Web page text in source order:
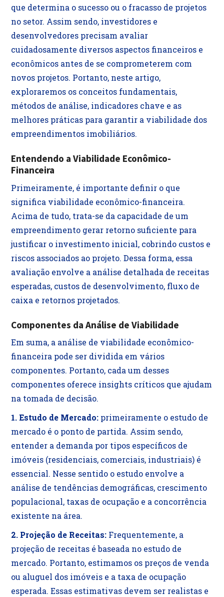
que determina o sucesso ou o fracasso de projetos
no setor. Assim sendo, investidores e
desenvolvedores precisam avaliar
cuidadosamente diversos aspectos financeiros e
econômicos antes de se comprometerem com
novos projetos. Portanto, neste artigo,
exploraremos os conceitos fundamentais,
métodos de análise, indicadores chave e as
melhores práticas para garantir a viabilidade dos
empreendimentos imobiliários.
Entendendo a Viabilidade Econômico-
Financeira
Primeiramente, é importante definir o que
significa viabilidade econômico-financeira.
Acima de tudo, trata-se da capacidade de um
empreendimento gerar retorno suficiente para
justificar o investimento inicial, cobrindo custos e
riscos associados ao projeto. Dessa forma, essa
avaliação envolve a análise detalhada de receitas
esperadas, custos de desenvolvimento, fluxo de
caixa e retornos projetados.
Componentes da Análise de Viabilidade
Em suma, a análise de viabilidade econômico-
financeira pode ser dividida em vários
componentes. Portanto, cada um desses
componentes oferece insights críticos que ajudam
na tomada de decisão.
1. Estudo de Mercado: primeiramente o estudo de
mercado é o ponto de partida. Assim sendo,
entender a demanda por tipos específicos de
imóveis (residenciais, comerciais, industriais) é
essencial. Nesse sentido o estudo envolve a
análise de tendências demográficas, crescimento
populacional, taxas de ocupação e a concorrência
existente na área.
2. Projeção de Receitas: Frequentemente, a
projeção de receitas é baseada no estudo de
mercado. Portanto, estimamos os preços de venda
ou aluguel dos imóveis e a taxa de ocupação
esperada. Essas estimativas devem ser realistas e